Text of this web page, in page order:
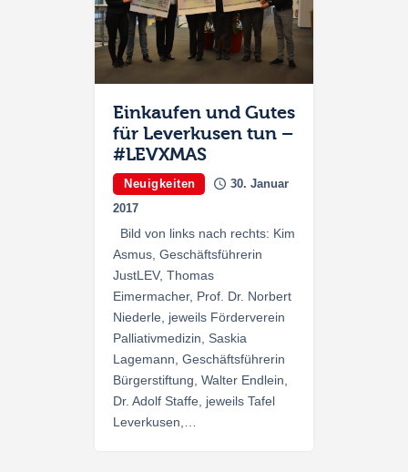
Spenden
Einkaufen und Gutes
für Leverkusen tun –
#LEVXMAS
Neuigkeiten
30. Januar
2017
Bild von links nach rechts: Kim
Asmus, Geschäftsführerin
JustLEV, Thomas
Eimermacher, Prof. Dr. Norbert
Niederle, jeweils Förderverein
Palliativmedizin, Saskia
Lagemann, Geschäftsführerin
Bürgerstiftung, Walter Endlein,
Dr. Adolf Staffe, jeweils Tafel
Leverkusen,…